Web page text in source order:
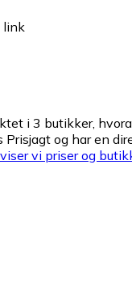
link
i 3 butikker,
Prisjagt og har en
vi priser og